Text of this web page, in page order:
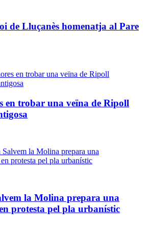
de Lluçanès homenatja al Pare
en trobar una veïna de Ripoll
la Molina prepara una
protesta pel pla urbanístic